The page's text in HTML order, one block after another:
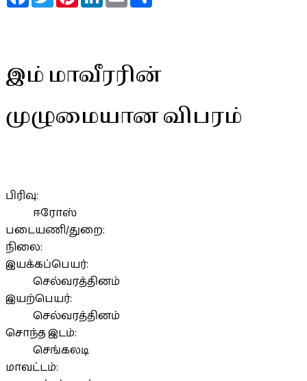
இம் மாவீரரின்
முழுமையான விபரம்
பிரிவு:
ஈரோஸ்
படையணி/துறை:
நிலை:
இயக்கப்பெயர்:
செல்வரத்தினம்
இயற்பெயர்:
செல்வரத்தினம்
சொந்த இடம்:
செங்கலடி
மாவட்டம்: